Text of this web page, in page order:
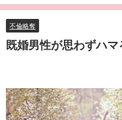
不倫略奪
既婚男性が思わずハ